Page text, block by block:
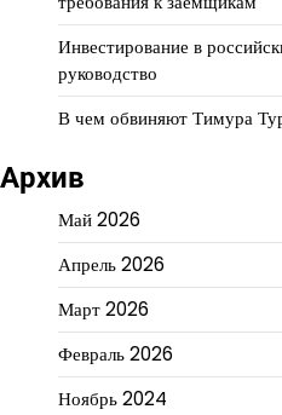
Инвестирование в
руководство
В чем обвиняют Тимура
Архив
Май 2026
Апрель 2026
Март 2026
Февраль 2026
Ноябрь 2024